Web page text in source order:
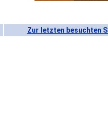
Zur letzten besuchten